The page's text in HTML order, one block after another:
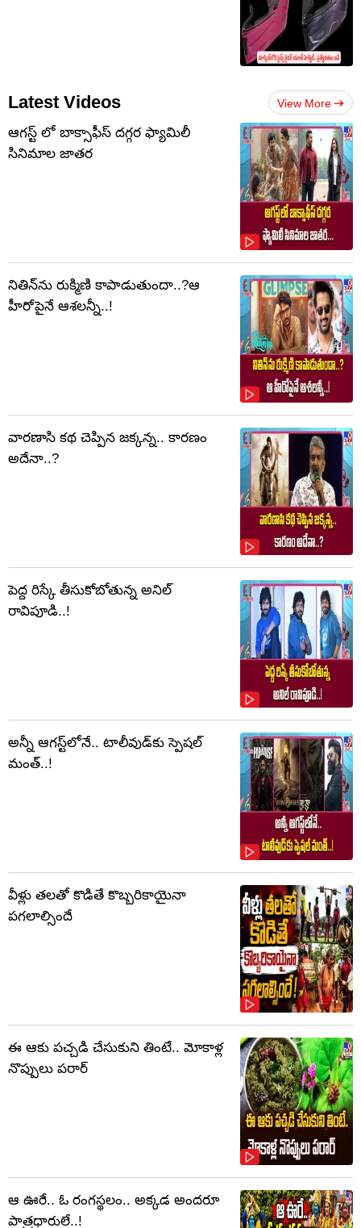
Latest Videos View More
ఆగస్ట్ లో బాక్సాఫీస్ దగ్గర ఫ్యామిలీ
సినిమాల జాతర
నితిన్‌ను రుక్మిణి కాపాడుతుందా..?ఆ
హీరోపైనే ఆశలన్నీ..!
వారణాసి కథ చెప్పిన జక్కన్న.. కారణం
అదేనా..?
పెద్ద రిస్కే తీసుకోబోతున్న అనిల్
రావిపూడి..!
అన్నీ ఆగస్ట్‌లోనే.. టాలీవుడ్‌కు స్పెషల్
మంత్..!
వీళ్లు తలతో కొడితే కొబ్బరికాయైనా
పగలాల్సిందే
ఈ ఆకు పచ్చడి చేసుకుని తింటే.. మోకాళ్ల
నొప్పులు పరార్‌
ఆ ఊరే.. ఓ రంగస్థలం.. అక్కడ అందరూ
పాత్రధారులే..!